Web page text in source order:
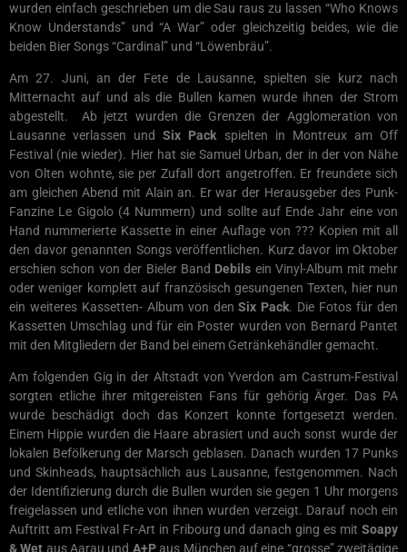
wurden einfach geschrieben um die Sau raus zu lassen “Who Knows
Know Understands” und “A War” oder gleichzeitig beides, wie die
beiden Bier Songs “Cardinal” und “Löwenbräu”.
Am 27. Juni, an der Fete de Lausanne, spielten sie kurz nach
Mitternacht auf und als die Bullen kamen wurde ihnen der Strom
abgestellt. Ab jetzt wurden die Grenzen der Agglomeration von
Lausanne verlassen undSix Packspielten in Montreux am Off
Festival (nie wieder). Hier hat sie Samuel Urban, der in der von Nähe
von Olten wohnte, sie per Zufall dort angetroffen. Er freundete sich
am gleichen Abend mit Alain an. Er war der Herausgeber des Punk-
Fanzine Le Gigolo (4 Nummern) und sollte auf Ende Jahr eine von
Hand nummerierte Kassette in einer Auflage von ??? Kopien mit all
den davor genannten Songs veröffentlichen. Kurz davor im Oktober
erschien schon von der Bieler Band Debils ein Vinyl-Album mit mehr
oder weniger komplett auf französisch gesungenen Texten, hier nun
ein weiteres Kassetten- Album von denSix Pack. Die Fotos für den
Kassetten Umschlag und für ein Poster wurden von Bernard Pantet
mit den Mitgliedern der Band bei einem Getränkehändler gemacht.
Am folgenden Gig in der Altstadt von Yverdon am Castrum-Festival
sorgten etliche ihrer mitgereisten Fans für gehörig Ärger. Das PA
wurde beschädigt doch das Konzert konnte fortgesetzt werden.
Einem Hippie wurden die Haare abrasiert und auch sonst wurde der
lokalen Befölkerung der Marsch geblasen. Danach wurden 17 Punks
und Skinheads, hauptsächlich aus Lausanne, festgenommen. Nach
der Identifizierung durch die Bullen wurden sie gegen 1 Uhr morgens
freigelassen und etliche von ihnen wurden verzeigt. Darauf noch ein
Auftritt am Festival Fr-Art in Fribourg und danach ging es mit Soapy
& Wet aus Aarau und A+Paus München auf eine “grosse” zweitägige